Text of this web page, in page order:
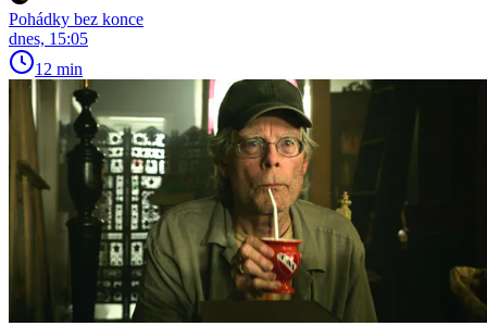
Pohádky bez konce
dnes, 15:05
12 min